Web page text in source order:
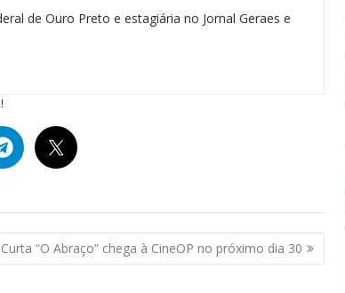
de Ouro Preto e estagiária no Jornal Geraes e
Curta “O Abraço” chega à CineOP no próximo dia 30